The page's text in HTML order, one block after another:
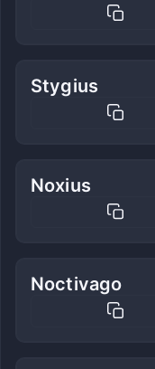
Stygius
Noxius
Noctivago